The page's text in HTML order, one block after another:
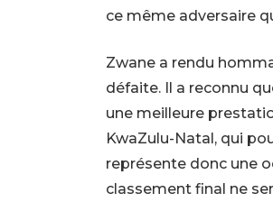
ce même adversaire
Zwane a rendu
défaite. Il a reconnu
une meilleure
KwaZulu-Natal, qui
représente donc une
classement final ne